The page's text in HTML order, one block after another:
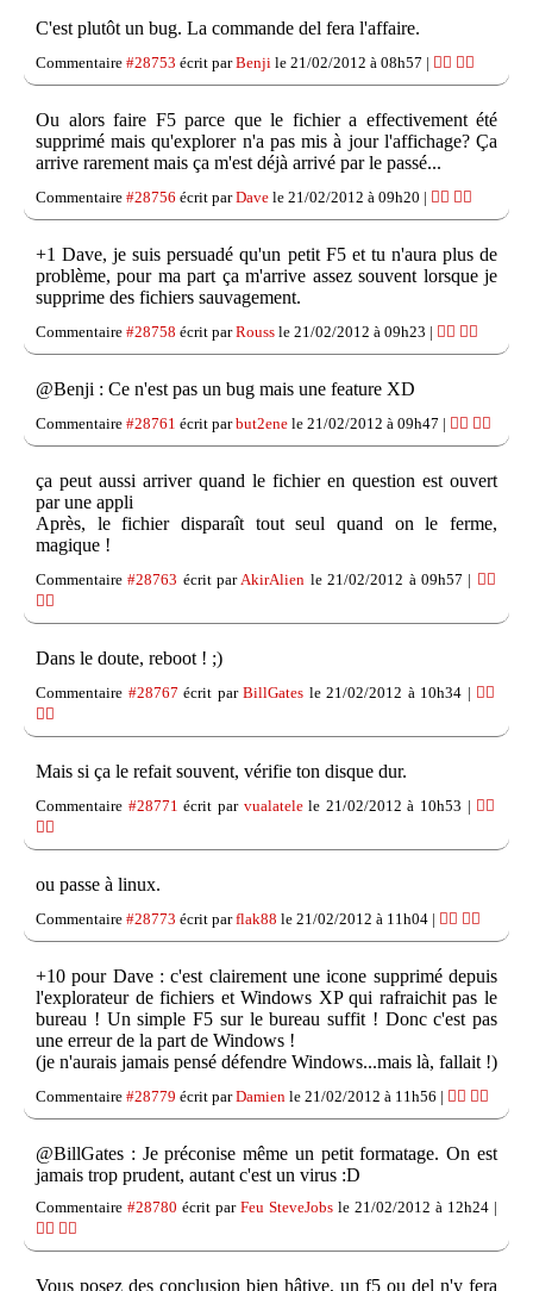
C'est plutôt un bug. La commande del fera l'affaire.
Commentaire #28753 écrit parBenji le 21/02/2012 à 08h57 | 👍🏽 👎🏽
Ou alors faire F5 parce que le fichier a effectivement été
supprimé mais qu'explorer n'a pas mis à jour l'affichage? Ça
arrive rarement mais ça m'est déjà arrivé par le passé...
Commentaire #28756 écrit parDave le 21/02/2012 à 09h20 | 👍🏽 👎🏽
+1 Dave, je suis persuadé qu'un petit F5 et tu n'aura plus de
problème, pour ma part ça m'arrive assez souvent lorsque je
supprime des fichiers sauvagement.
Commentaire #28758 écrit parRouss le 21/02/2012 à 09h23 | 👍🏽 👎🏽
@Benji : Ce n'est pas un bug mais une feature XD
Commentaire #28761 écrit parbut2ene le 21/02/2012 à 09h47 | 👍🏽 👎🏽
ça peut aussi arriver quand le fichier en question est ouvert
par une appli
Après, le fichier disparaît tout seul quand on le ferme,
magique !
Commentaire#28763 écrit parAkirAlien le 21/02/2012 à 09h57 | 👍🏽
👎🏽
Dans le doute, reboot ! ;)
Commentaire #28767 écrit parBillGates le 21/02/2012 à 10h34 | 👍🏽
👎🏽
Mais si ça le refait souvent, vérifie ton disque dur.
Commentaire #28771 écrit par vualatelele 21/02/2012 à 10h53 | 👍🏽
👎🏽
ou passe à linux.
Commentaire #28773 écrit parflak88 le 21/02/2012 à 11h04 | 👍🏽 👎🏽
+10 pour Dave : c'est clairement une icone supprimé depuis
l'explorateur de fichiers et Windows XP qui rafraichit pas le
bureau ! Un simple F5 sur le bureau suffit ! Donc c'est pas
une erreur de la part de Windows !
(je n'aurais jamais pensé défendre Windows...mais là, fallait !)
Commentaire #28779 écrit parDamien le 21/02/2012 à 11h56 | 👍🏽 👎🏽
@BillGates : Je préconise même un petit formatage. On est
jamais trop prudent, autant c'est un virus :D
Commentaire #28780 écrit par Feu SteveJobs le 21/02/2012 à 12h24 |
👍🏽 👎🏽
Vous posez des conclusion bien hâtive, un f5 ou del n'y fera